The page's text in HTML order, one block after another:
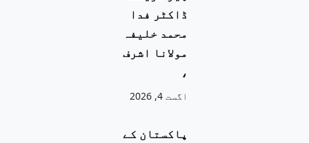
ڈاکٹر فدا
محمد خلیفہ
مولانا اشرف
،
اگست 4, 2026
پاکستان کے